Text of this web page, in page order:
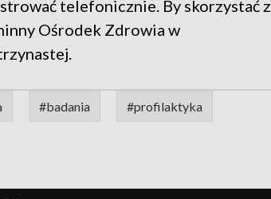
telefonicznie. By skorzystać z
Ośrodek Zdrowia w
#badania #profilaktyka